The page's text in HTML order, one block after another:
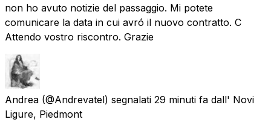
non ho avuto notizie del passaggio. Mi potete
comunicare la data in cui avró il nuovo contratto. C
Attendo vostro riscontro. Grazie
Andrea (@Andrevatel) segnalati 29 minuti fa dall' Novi
Ligure, Piedmont